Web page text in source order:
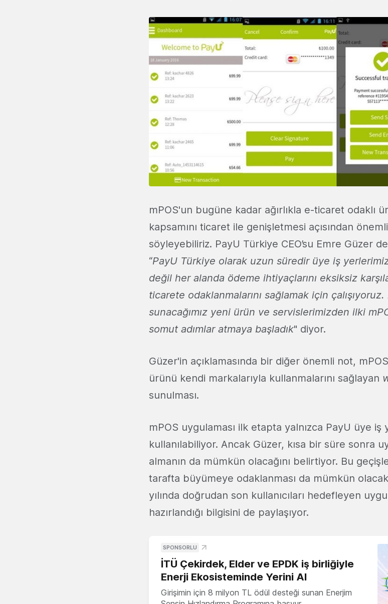
mPOS'un bugüne kadar ağırlıkla e-ticaret odaklı
kapsamını ticaret ile genişletmesi açısından
söyleyebiliriz. PayU Türkiye CEO’su Emre Güzer
“PayU Türkiye olarak uzun süredir üye iş
değil her alanda ödeme ihtiyaçlarını eksiksiz
ticarete odaklanmalarını sağlamak için çalışıyoruz.
sunacağımız yeni ürün ve servislerimizden ilki
somut adımlar atmaya başladık" diyor.
Güzer'in açıklamasında bir diğer önemli not,
ürünü kendi markalarıyla kullanmalarını sağlayan
sunulması.
mPOS uygulaması ilk etapta yalnızca PayU üye iş
kullanılabiliyor. Ancak Güzer, kısa bir süre sonra
almanın da mümkün olacağını belirtiyor. Bu
tarafta büyümeye odaklanması da mümkün
yılında doğrudan son kullanıcıları hedefleyen
hazırlandığı bilgisini de paylaşıyor.
SPONSORLU
İTÜ Çekirdek, Elder ve EPDK iş birliğiyle
Enerji Ekosisteminde Yerini Al
Girişimin için 8 milyon TL ödül desteği sunan Enerjim